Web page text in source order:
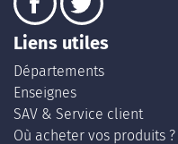
Liens utiles
Départements
Enseignes
SAV & Service client
Où acheter vos produits ?